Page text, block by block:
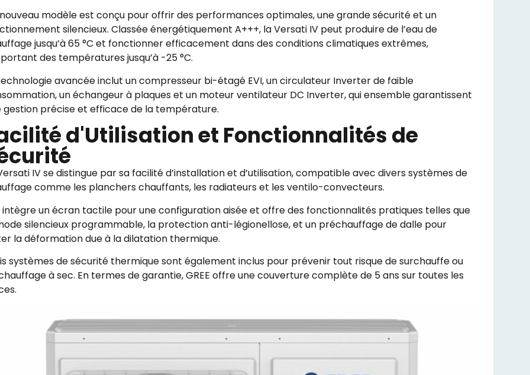
modèle est conçu pour offrir des performances optimales, une grande sécurité et un
silencieux. Classée énergétiquement A+++, la Versati IV peut produire de l’eau de
jusqu’à 65 °C et fonctionner efficacement dans des conditions climatiques extrêmes,
des températures jusqu’à -25 °C.
avancée inclut un compresseur bi-étagé EVI, un circulateur Inverter de faible
un échangeur à plaques et un moteur ventilateur DC Inverter, qui ensemble garantissent
gestion précise et efficace de la température.
d'Utilisation et Fonctionnalités de
IV se distingue par sa facilité d’installation et d’utilisation, compatible avec divers systèmes de
comme les planchers chauffants, les radiateurs et les ventilo-convecteurs.
intègre un écran tactile pour une configuration aisée et offre des fonctionnalités pratiques telles que
silencieux programmable, la protection anti-légionellose, et un préchauffage de dalle pour
la déformation due à la dilatation thermique.
systèmes de sécurité thermique sont également inclus pour prévenir tout risque de surchauffe ou
à sec. En termes de garantie, GREE offre une couverture complète de 5 ans sur toutes les